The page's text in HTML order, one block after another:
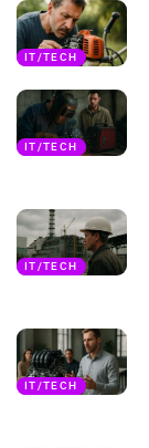
IT/TECH
IT/TECH
IT/TECH
IT/TECH